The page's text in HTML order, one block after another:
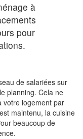
à
pour
de salariées sur
planning. Cela ne
votre logement par
maintenu, la cuisine
beaucoup de